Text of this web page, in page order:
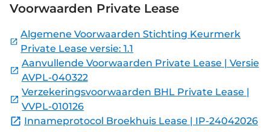
Voorwaarden Private Lease
Algemene Voorwaarden Stichting Keurmerk
Private Lease versie: 1.1
Aanvullende Voorwaarden Private Lease | Versie
AVPL-040322
Verzekeringsvoorwaarden BHL Private Lease |
VVPL-010126
Innameprotocol Broekhuis Lease | IP-24042026